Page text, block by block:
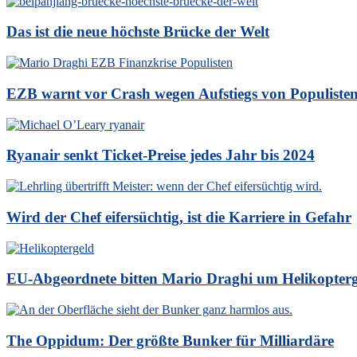
Das ist die neue höchste Brücke der Welt
EZB warnt vor Crash wegen Aufstiegs von Populisten
Ryanair senkt Ticket-Preise jedes Jahr bis 2024
Wird der Chef eifersüchtig, ist die Karriere in Gefahr
EU-Abgeordnete bitten Mario Draghi um
The Oppidum: Der größte Bunker für Milliardäre